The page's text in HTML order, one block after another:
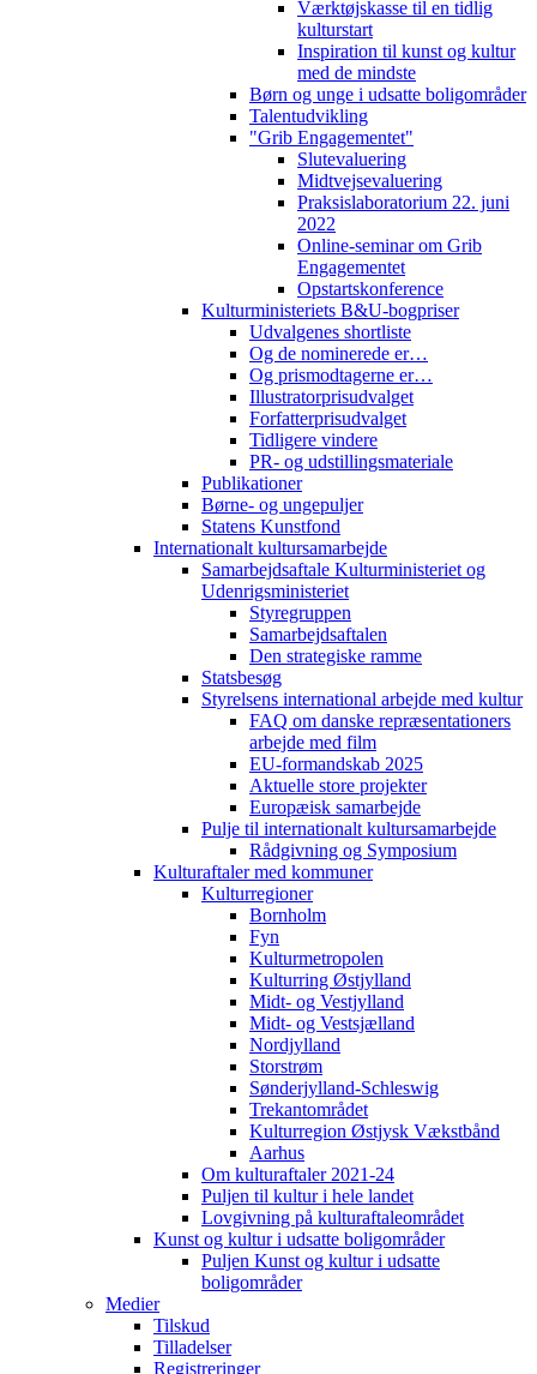
Værktøjskasse til en tidlig
kulturstart
Inspiration til kunst og kultur
med de mindste
Børn og unge i udsatte boligområder
Talentudvikling
"Grib Engagementet"
Slutevaluering
Midtvejsevaluering
Praksislaboratorium 22. juni
2022
Online-seminar om Grib
Engagementet
Opstartskonference
Kulturministeriets B&U-bogpriser
Udvalgenes shortliste
Og de nominerede er…
Og prismodtagerne er…
Illustratorprisudvalget
Forfatterprisudvalget
Tidligere vindere
PR- og udstillingsmateriale
Publikationer
Børne- og ungepuljer
Statens Kunstfond
Internationalt kultursamarbejde
Samarbejdsaftale Kulturministeriet og
Udenrigsministeriet
Styregruppen
Samarbejdsaftalen
Den strategiske ramme
Statsbesøg
Styrelsens international arbejde med kultur
FAQ om danske repræsentationers
arbejde med film
EU-formandskab 2025
Aktuelle store projekter
Europæisk samarbejde
Pulje til internationalt kultursamarbejde
Rådgivning og Symposium
Kulturaftaler med kommuner
Kulturregioner
Bornholm
Fyn
Kulturmetropolen
Kulturring Østjylland
Midt- og Vestjylland
Midt- og Vestsjælland
Nordjylland
Storstrøm
Sønderjylland-Schleswig
Trekantområdet
Kulturregion Østjysk Vækstbånd
Aarhus
Om kulturaftaler 2021-24
Puljen til kultur i hele landet
Lovgivning på kulturaftaleområdet
Kunst og kultur i udsatte boligområder
Puljen Kunst og kultur i udsatte
boligområder
Medier
Tilskud
Tilladelser
Registreringer